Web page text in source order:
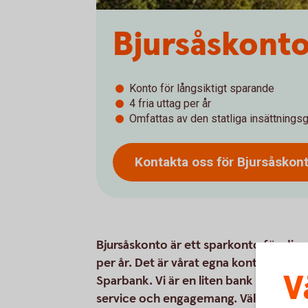
Konto för långsiktigt sparande
4 fria uttag per år
Omfattas av den statliga
Kontakta oss för
Bjursåskonto är ett sparkonto för dig
per år. Det är vårat egna konto och
Sparbank. Vi är en liten bank med
service och engagemang.